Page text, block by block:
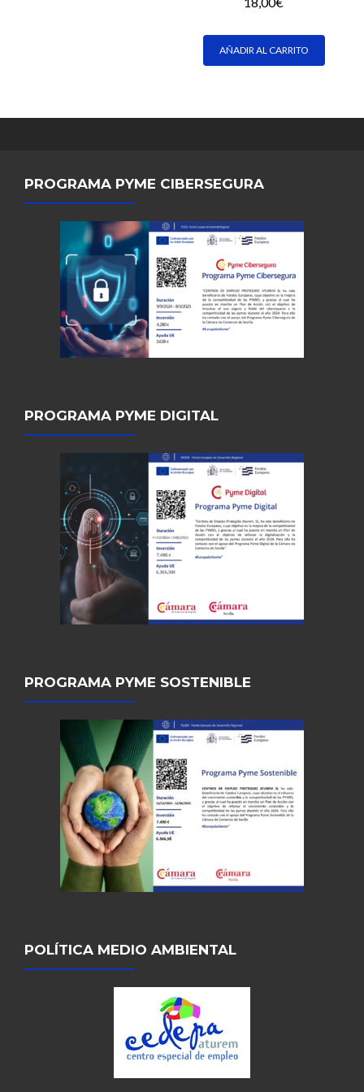
AÑADIR AL CARRITO
PROGRAMA PYME CIBERSEGURA
PROGRAMA PYME DIGITAL
PROGRAMA PYME SOSTENIBLE
POLÍTICA MEDIO AMBIENTAL